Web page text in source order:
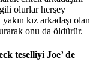
olurlar herşey
kız arkadaşı olan
onu da öldürür.
teselliyi Joe’ de